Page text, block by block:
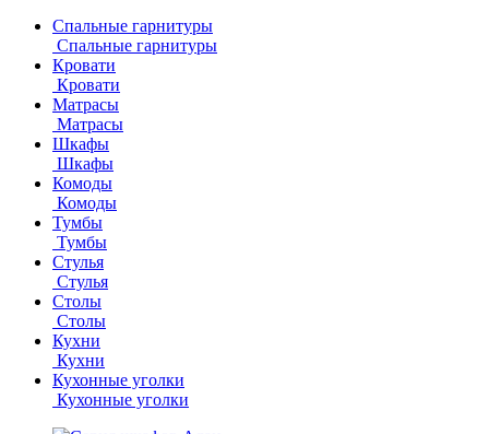
Спальные гарнитуры
Спальные гарнитуры
Кровати
Кровати
Матрасы
Матрасы
Шкафы
Шкафы
Комоды
Комоды
Тумбы
Тумбы
Стулья
Стулья
Столы
Столы
Кухни
Кухни
Кухонные уголки
Кухонные уголки